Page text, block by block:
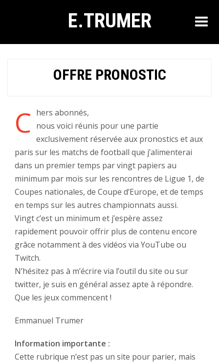
E.TRUMER
OFFRE PRONOSTIC
C hers abonnés,
nous voici réunis pour une partie
exclusivement réservée aux pronostics et aux
paris sur les matchs de football que j’alimenterai
dans un premier temps par vingt papiers au
minimum par mois sur les rencontres de Ligue 1, de
Coupes nationales, de Coupe d’Europe, et de temps
en temps sur les autres championnats aussi.
Vingt c’est un minimum et j’espère assez
rapidement pouvoir offrir plus de contenu encore
grâce notamment à des vidéos via YouTube ou
Twitch.
N’hésitez pas à m’écrire via l’outil du site ou sur
twitter, je suis en général assez apte à répondre.
Que les jeux commencent !
Emmanuel Trumer
Information importante :
Cette rubrique n’est pas un site pour parier, mais